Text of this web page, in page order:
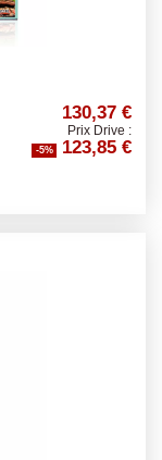
130,37 €
Prix Drive :
-5% 123,85 €